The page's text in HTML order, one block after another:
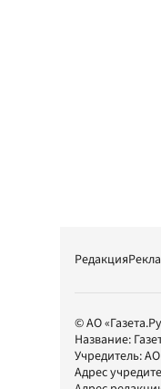
Редакция
© АО
Название:
Учредитель:АО
Адрес